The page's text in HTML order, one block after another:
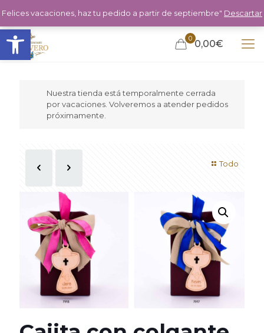
Abrir barra de herramientas 0 0,00€
Nuestra tienda está temporalmente cerrada
por vacaciones. Volveremos a atender pedidos
próximamente.
Todo
Felices vacaciones, haz tu pedido a partir de septiembre" Descartar